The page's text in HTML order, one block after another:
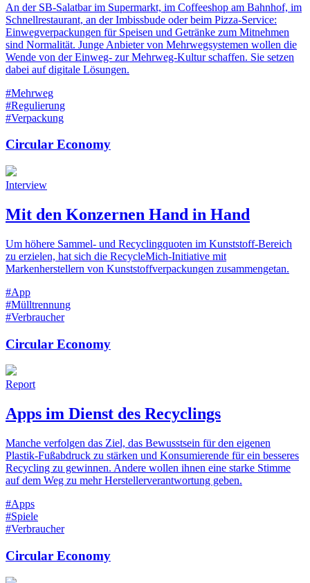
An der SB-Salatbar im Supermarkt, im Coffeeshop am Bahnhof, im
Schnellrestaurant, an der Imbissbude oder beim Pizza-Service:
Einwegverpackungen für Speisen und Getränke zum Mitnehmen
sind Normalität. Junge Anbieter von Mehrwegsystemen wollen die
Wende von der Einweg- zur Mehrweg-Kultur schaffen. Sie setzen
dabei auf digitale Lösungen.
#Mehrweg
#Regulierung
#Verpackung
Circular Economy
Interview
Mit den Konzernen Hand in Hand
Um höhere Sammel- und Recyclingquoten im Kunststoff-Bereich
zu erzielen, hat sich die RecycleMich-Initiative mit
Markenherstellern von Kunststoffverpackungen zusammengetan.
#App
#Mülltrennung
#Verbraucher
Circular Economy
Report
Apps im Dienst des Recyclings
Manche verfolgen das Ziel, das Bewusstsein für den eigenen
Plastik-Fußabdruck zu stärken und Konsumierende für ein besseres
Recycling zu gewinnen. Andere wollen ihnen eine starke Stimme
auf dem Weg zu mehr Herstellerverantwortung geben.
#Apps
#Spiele
#Verbraucher
Circular Economy